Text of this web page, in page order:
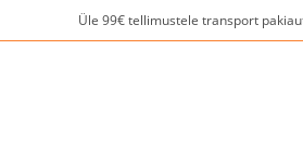
to
Üle 99€ tellimustele transport